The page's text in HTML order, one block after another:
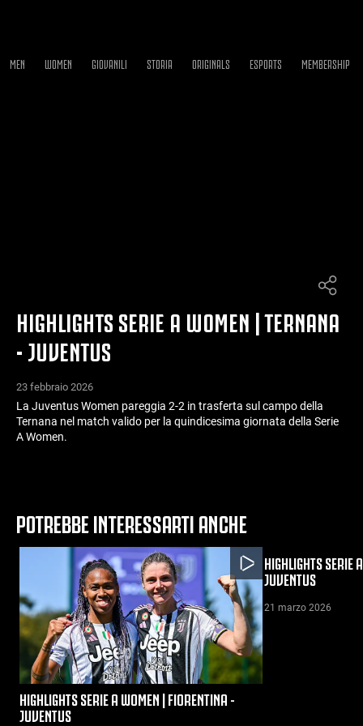
MEN WOMEN GIOVANILI STORIA ORIGINALS ESPORTS MEMBERSHIP
HIGHLIGHTS SERIE A WOMEN | TERNANA
- JUVENTUS
23 febbraio 2026
La Juventus Women pareggia 2-2 in trasferta sul campo della
Ternana nel match valido per la quindicesima giornata della Serie
A Women.
POTREBBE INTERESSARTI ANCHE
HIGHLIGHTS SERIE A WOMEN | FIORENTINA -
JUVENTUS
HIGHLIGHTS SERIE
JUVENTUS
21 marzo 2026